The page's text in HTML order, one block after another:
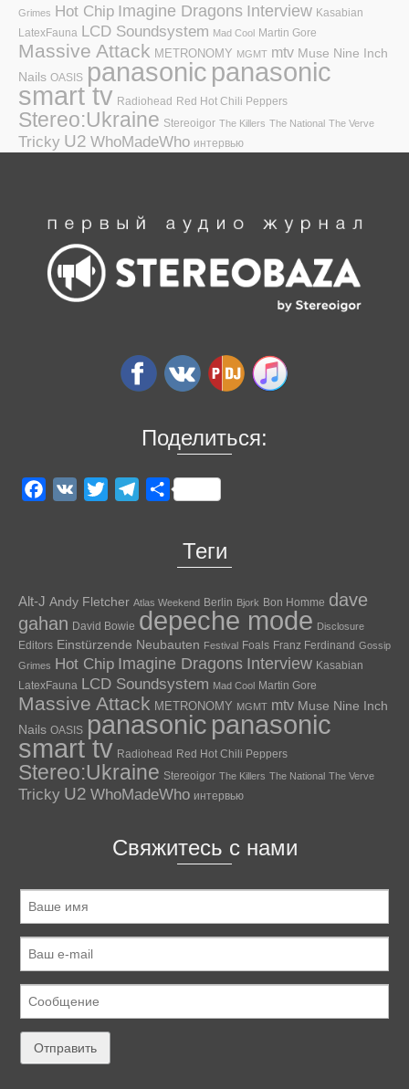
Grimes Hot Chip Imagine Dragons Interview Kasabian
LatexFauna LCD Soundsystem Mad Cool Martin Gore
Massive Attack METRONOMY MGMT mtv Muse Nine Inch
Nails OASIS panasonic panasonic
smart tv Radiohead Red Hot Chili Peppers
Stereo:Ukraine Stereoigor The Killers The National The Verve
Tricky U2 WhoMadeWho интервью
Поделиться:
Facebook
VK Twitter TelegramОтправить
Теги
Alt-J Andy Fletcher Atlas Weekend Berlin Bjork Bon Homme dave
gahan David Bowie depeche mode Disclosure
Editors Einstürzende Neubauten Festival Foals Franz Ferdinand Gossip
Grimes Hot Chip Imagine Dragons Interview Kasabian
LatexFauna LCD Soundsystem Mad Cool Martin Gore
Massive Attack METRONOMY MGMT mtv Muse Nine Inch
Nails OASIS panasonic panasonic
smart tv Radiohead Red Hot Chili Peppers
Stereo:Ukraine Stereoigor The Killers The National The Verve
Tricky U2 WhoMadeWho интервью
Свяжитесь с нами